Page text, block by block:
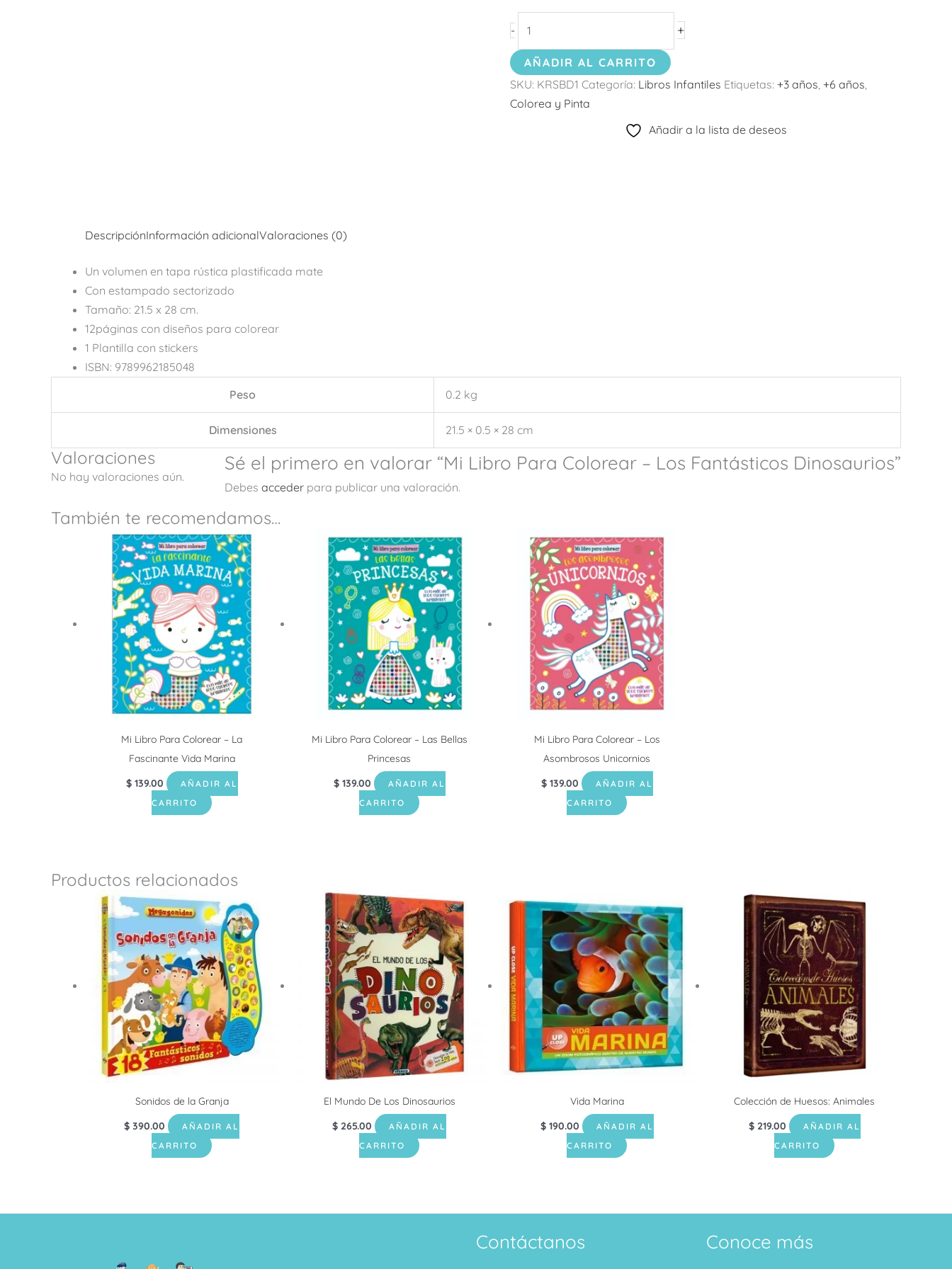
- +
AÑADIR AL CARRITO
SKU: KRSBD1 Categoría: Libros Infantiles Etiquetas: +3 años +6 años
Colorea y Pinta
Añadir a la lista de deseos
DescripciónInformación adicionalValoraciones (0)
Un volumen en tapa rústica plastificada mate
Con estampado sectorizado
Tamaño: 21.5 x 28 cm.
12páginas con diseños para colorear
1 Plantilla con stickers
ISBN: 9789962185048
Peso
0.2 kg
Dimensiones 21.5 × 0.5 × 28 cm
Valoraciones
No hay valoraciones aún.
Sé el primero en valorar “Mi Libro Para Colorear – Los Fantásticos Dinosaurios”
Debes acceder para publicar una valoración.
También te recomendamos…
Mi Libro Para Colorear – La
Fascinante Vida Marina
$139.00
AÑADIR AL
CARRITO
Mi Libro Para Colorear – Las Bellas
Princesas
$139.00
AÑADIR AL
CARRITO
Mi Libro Para Colorear – Los
Asombrosos Unicornios
$139.00
AÑADIR AL
CARRITO
Productos relacionados
Sonidos de la Granja
$ 390.00
AÑADIR AL
CARRITO
El Mundo De Los Dinosaurios
$ 265.00
AÑADIR AL
CARRITO
Vida Marina
$190.00
AÑADIR AL
CARRITO
Colección de Huesos: Animales
$219.00
AÑADIR AL
CARRITO
Contáctanos Conoce más